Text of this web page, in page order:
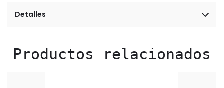
Detalles
Productos relacionados